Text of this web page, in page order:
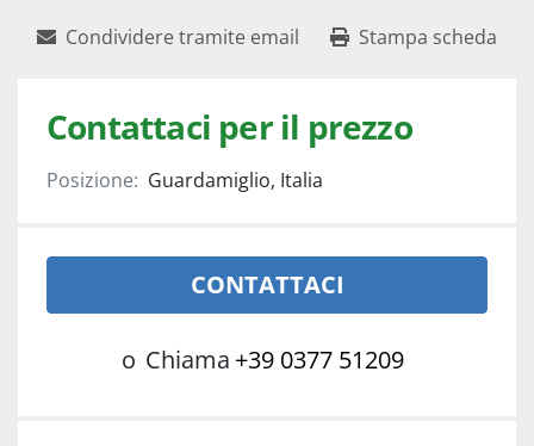
Condividere tramite email Stampa scheda
Contattaci per il prezzo
Posizione: Guardamiglio, Italia
CONTATTACI
o Chiama +39 0377 51209